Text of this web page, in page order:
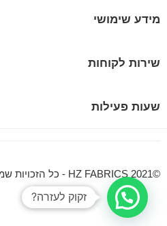
מידע שימושי
שירות לקוחות
שעות פעילות
©HZ FABRICS 2021 - כל הזכויות שמורות | Powered by Zets-Tech
זקוק לעזרה?